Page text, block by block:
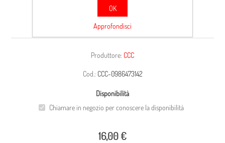
CARCASSA
Produttore: CCC
Cod.: CCC-0986473142
Disponibilità
Chiamare in negozio per conoscere la disponibilità
16,00 €
OK
Approfondisci